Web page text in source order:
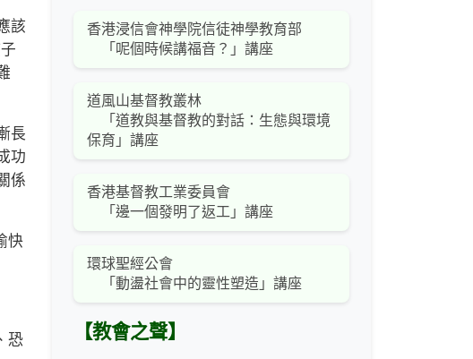
該
長
功
係
快
恐
香港浸信會神學院信徒神學教育部
「呢個時候講福音？」講座
道風山基督教叢林
「道教與基督教的對話：生態與環境
保育」講座
香港基督教工業委員會
「邊一個發明了返工」講座
環球聖經公會
「動盪社會中的靈性塑造」講座
【教會之聲】